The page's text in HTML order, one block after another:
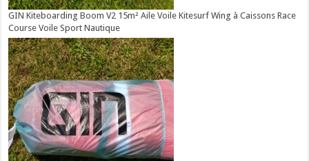
GIN Kiteboarding Boom V2 15m² Aile Voile Kitesurf Wing à Caissons Race
Course Voile Sport Nautique